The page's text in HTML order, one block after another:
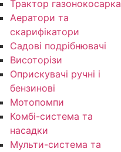
Трактор газонокосарка
Аератори та
скарифікатори
Садові подрібнювачі
Висоторізи
Оприскувачі ручні і
бензинові
Мотопомпи
Комбі-система та
насадки
Мульти-система та